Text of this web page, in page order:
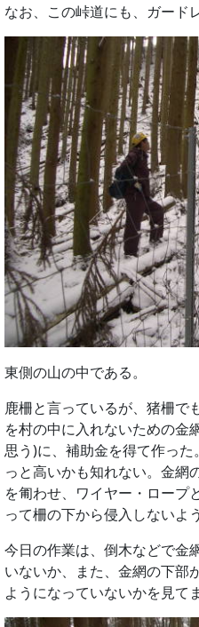
なお、この峠道にも、ガード
東側の山の中である。
鹿柵と言っているが、猪柵で
を村の中に入れないための金
思う)に、補助金を得て作っ
っと高いかも知れない。金網
を匍わせ、ワイヤー・ロープ
って柵の下から侵入しないよ
今日の作業は、倒木などで金
いないか、また、金網の下部
ようになっていないかを見て